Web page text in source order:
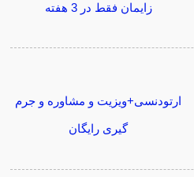
زایمان فقط در 3 هفته
ارتودنسی+ویزیت و مشاوره و جرم
گیری رایگان